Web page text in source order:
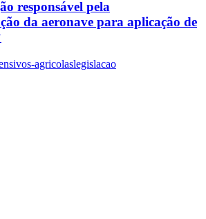
responsável pela
da aeronave para aplicação de
agricolaslegislacao